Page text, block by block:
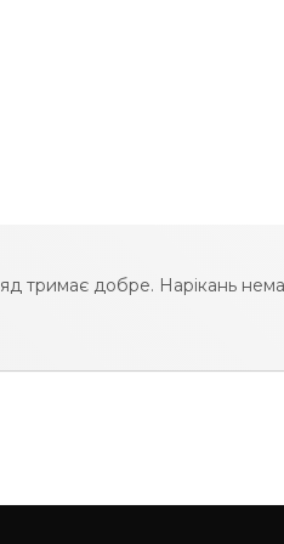
тримає добре. Нарікань